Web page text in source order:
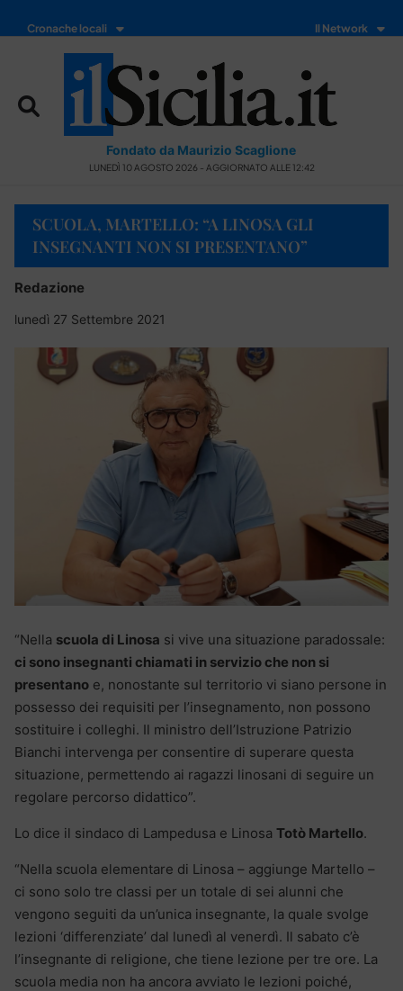
Cronache locali Il Network
Fondato da Maurizio Scaglione
LUNEDÌ 10 AGOSTO 2026 - AGGIORNATO ALLE 12:42
SCUOLA, MARTELLO: “A LINOSA GLI
INSEGNANTI NON SI PRESENTANO”
Redazione
lunedì 27 Settembre 2021
“Nella scuola di Linosa si vive una situazione paradossale:
ci sono insegnanti chiamati in servizio che non si
presentano e, nonostante sul territorio vi siano persone in
possesso dei requisiti per l’insegnamento, non possono
sostituire i colleghi. Il ministro dell’Istruzione Patrizio
Bianchi intervenga per consentire di superare questa
situazione, permettendo ai ragazzi linosani di seguire un
regolare percorso didattico”.
Lo dice il sindaco di Lampedusa e Linosa Totò Martello.
“Nella scuola elementare di Linosa – aggiunge Martello –
ci sono solo tre classi per un totale di sei alunni che
vengono seguiti da un’unica insegnante, la quale svolge
lezioni ‘differenziate’ dal lunedì al venerdì. Il sabato c’è
l’insegnante di religione, che tiene lezione per tre ore. La
scuola media non ha ancora avviato le lezioni poiché,